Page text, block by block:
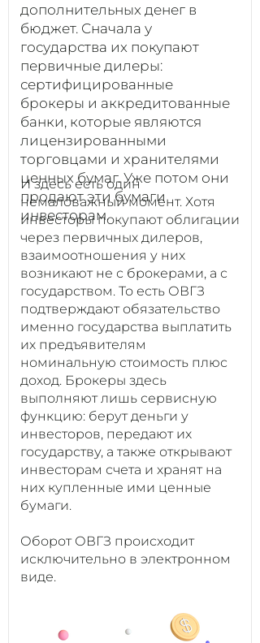
И здесь есть один
немаловажный момент. Хотя
инвесторы покупают облигации
через первичных дилеров,
взаимоотношения у них
возникают не с брокерами, а с
государством. То есть ОВГЗ
подтверждают обязательство
именно государства выплатить
их предъявителям
номинальную стоимость плюс
доход. Брокеры здесь
выполняют лишь сервисную
функцию: берут деньги у
инвесторов, передают их
государству, а также открывают
инвесторам счета и хранят на
них купленные ими ценные
бумаги.
Оборот ОВГЗ происходит
исключительно в электронном
виде.
дополнительных денег в
бюджет. Сначала у
государства их покупают
первичные дилеры:
сертифицированные
брокеры и аккредитованные
банки, которые являются
лицензированными
торговцами и хранителями
ценных бумаг. Уже потом они
продают эти бумаги
инвесторам.